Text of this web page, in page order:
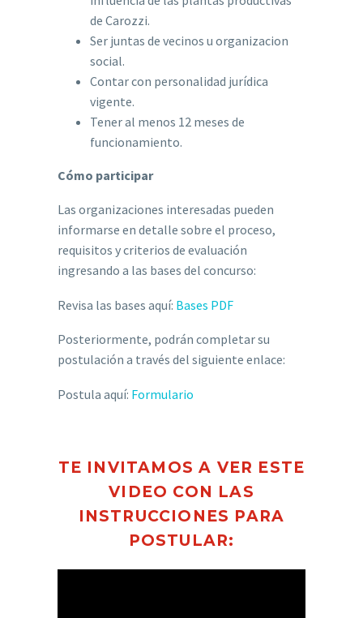
de Carozzi.
Ser juntas de vecinos u organizacion
social.
Contar con personalidad jurídica
vigente.
Tener al menos 12 meses de
funcionamiento.
Cómo participar
Las organizaciones interesadas pueden
informarse en detalle sobre el proceso,
requisitos y criterios de evaluación
ingresando a las bases del concurso:
Revisa las bases aquí: Bases PDF
Posteriormente, podrán completar su
postulación a través del siguiente enlace:
Postula aquí: Formulario
TE INVITAMOS A VER ESTE
VIDEO CON LAS
INSTRUCCIONES PARA
POSTULAR: